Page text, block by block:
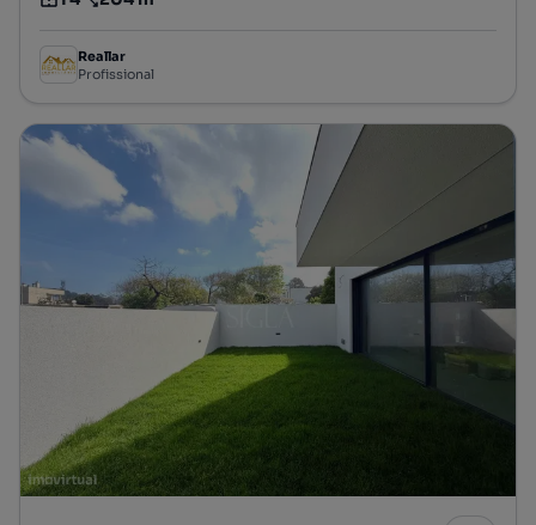
Tipologia
Preço por metro quadrado
Reallar
Profissional